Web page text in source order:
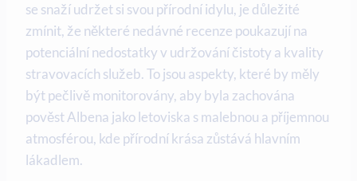
se snaží udržet si svou přírodní idylu, je důležité
zmínit, že některé nedávné recenze poukazují na
potenciální nedostatky v udržování čistoty a kvality
stravovacích služeb. To jsou aspekty, které by měly
být pečlivě monitorovány, aby byla zachována
pověst Albena jako letoviska s malebnou a příjemnou
atmosférou, kde přírodní krása zůstává hlavním
lákadlem.